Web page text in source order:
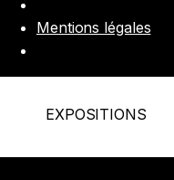
Mentions légales
EXPOSITIONS